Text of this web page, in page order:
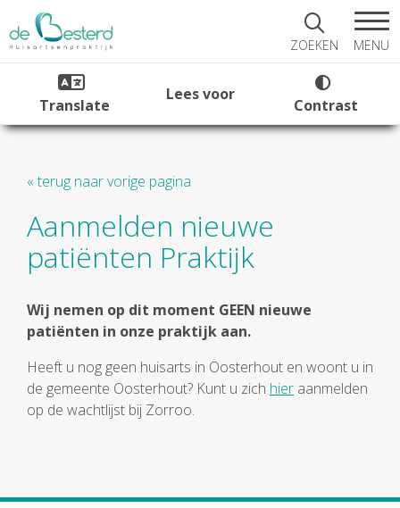
ZOEKEN MENU
Translate
Lees voor
Contrast
« terug naar vorige pagina
Aanmelden nieuwe
patiënten Praktijk
Wij nemen op dit moment GEEN nieuwe
patiënten in onze praktijk aan.
Heeft u nog geen huisarts in Oosterhout en woont u in
de gemeente Oosterhout? Kunt u zich hier aanmelden
op de wachtlijst bij Zorroo.